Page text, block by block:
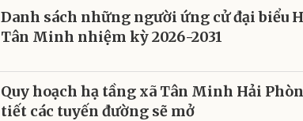
Danh sách những người ứng cử đại biểu
Tân Minh nhiệm kỳ 2026-2031
Quy hoạch hạ tầng xã Tân Minh Hải
tiết các tuyến đường sẽ mở